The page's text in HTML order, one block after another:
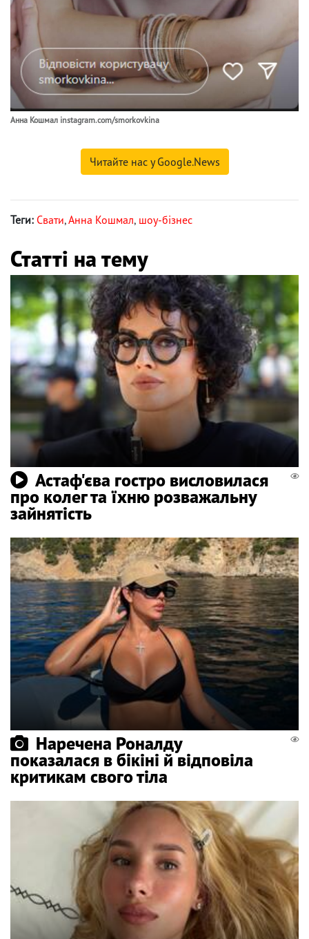
Анна Кошмал instagram.com/smorkovkina
Читайте нас у Google.News
Теги: Свати,Анна Кошмал, шоу-бізнес
Статті на тему
Астаф'єва гостро висловилася
про колег та їхню розважальну
зайнятість
Наречена Роналду
показалася в бікіні й відповіла
критикам свого тіла